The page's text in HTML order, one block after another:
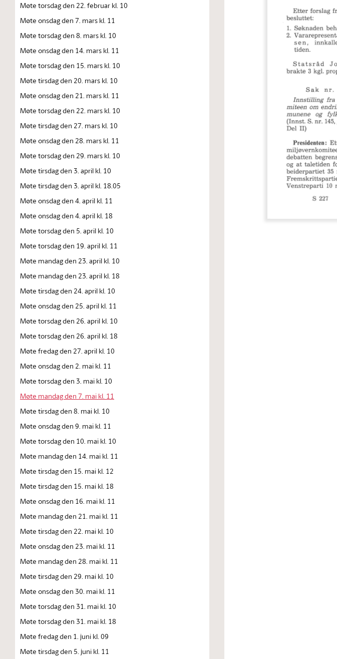
Møte torsdag den 22. februar kl. 10
Møte onsdag den 7. mars kl. 11
Møte torsdag den 8. mars kl. 10
Møte onsdag den 14. mars kl. 11
Møte torsdag den 15. mars kl. 10
Møte tirsdag den 20. mars kl. 10
Møte onsdag den 21. mars kl. 11
Møte torsdag den 22. mars kl. 10
Møte tirsdag den 27. mars kl. 10
Møte onsdag den 28. mars kl. 11
Møte torsdag den 29. mars kl. 10
Møte tirsdag den 3. april kl. 10
Møte tirsdag den 3. april kl. 18.05
Møte onsdag den 4. april kl. 11
Møte onsdag den 4. april kl. 18
Møte torsdag den 5. april kl. 10
Møte torsdag den 19. april kl. 11
Møte mandag den 23. april kl. 10
Møte mandag den 23. april kl. 18
Møte tirsdag den 24. april kl. 10
Møte onsdag den 25. april kl. 11
Møte torsdag den 26. april kl. 10
Møte torsdag den 26. april kl. 18
Møte fredag den 27. april kl. 10
Møte onsdag den 2. mai kl. 11
Møte torsdag den 3. mai kl. 10
Møte mandag den 7. mai kl. 11
Møte tirsdag den 8. mai kl. 10
Møte onsdag den 9. mai kl. 11
Møte torsdag den 10. mai kl. 10
Møte mandag den 14. mai kl. 11
Møte tirsdag den 15. mai kl. 12
Møte tirsdag den 15. mai kl. 18
Møte onsdag den 16. mai kl. 11
Møte mandag den 21. mai kl. 11
Møte tirsdag den 22. mai kl. 10
Møte onsdag den 23. mai kl. 11
Møte mandag den 28. mai kl. 11
Møte tirsdag den 29. mai kl. 10
Møte onsdag den 30. mai kl. 11
Møte torsdag den 31. mai kl. 10
Møte torsdag den 31. mai kl. 18
Møte fredag den 1. juni kl. 09
Møte tirsdag den 5. juni kl. 11